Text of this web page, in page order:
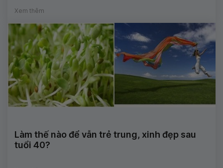
Xem thêm
Làm thế nào để vẫn trẻ trung, xinh đẹp sau
tuổi 40?